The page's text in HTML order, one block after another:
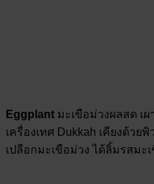
Eggplant มะเขือม่วงผลสด เ
เครื่องเทศ Dukkah เคียงด้วย
เปลือกมะเขือม่วง ได้ลิ้มรสมะ